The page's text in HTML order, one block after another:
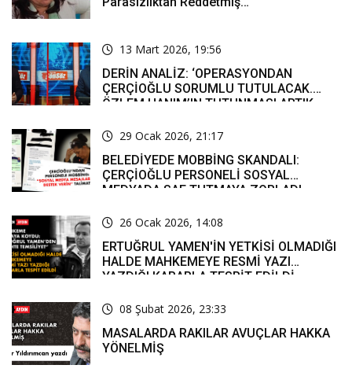
13 Mart 2026, 19:56
DERİN ANALİZ: ‘OPERASYONDAN
ÇERÇİOĞLU SORUMLU TUTULACAK.
ÖZLEM HANIM’IN TUTUNMASI ARTIK
29 Ocak 2026, 21:17
BELEDİYEDE MOBBİNG SKANDALI:
ÇERÇİOĞLU PERSONELİ SOSYAL
MEDYADA SAF TUTMAYA ZORLADI
26 Ocak 2026, 14:08
ERTUĞRUL YAMEN'İN YETKİSİ OLMADIĞI
HALDE MAHKEMEYE RESMİ YAZI
YAZDIĞI KARARLA TESPİT EDİLDİ
08 Şubat 2026, 23:33
MASALARDA RAKILAR AVUÇLAR HAKKA
YÖNELMİŞ